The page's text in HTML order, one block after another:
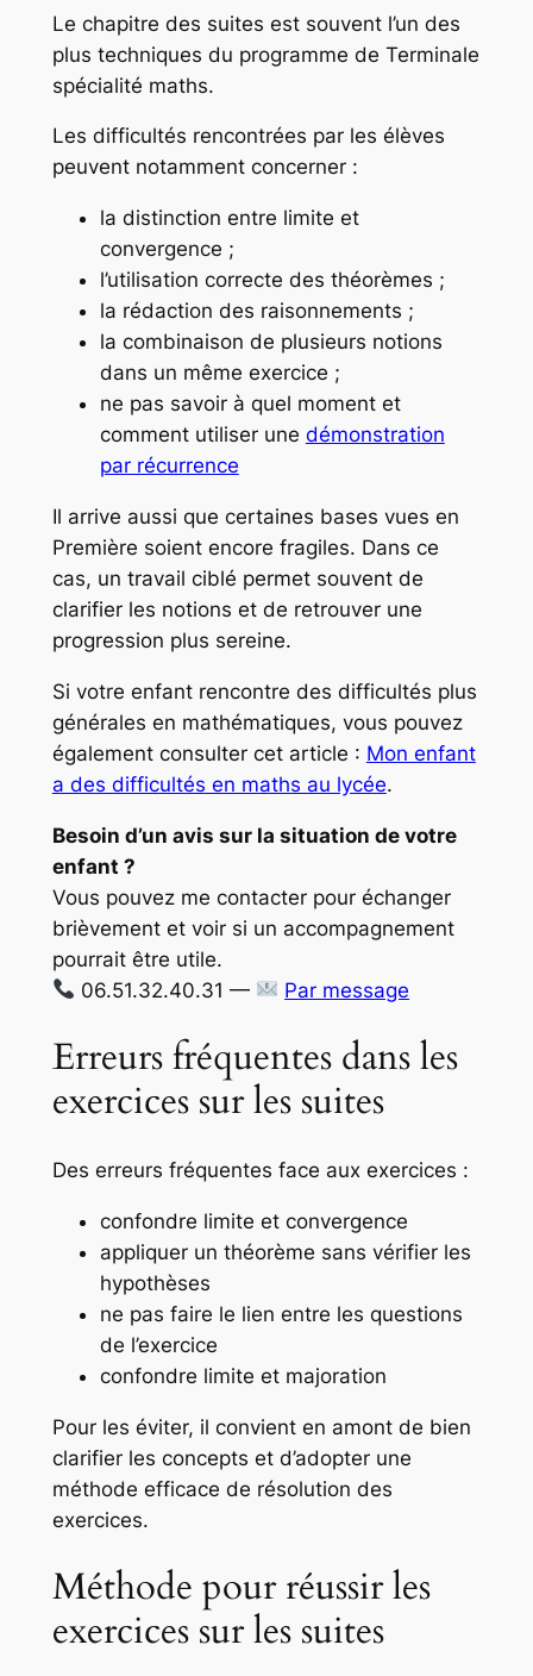
Le chapitre des suites est souvent l’un des
plus techniques du programme de Terminale
spécialité maths.
Les difficultés rencontrées par les élèves
peuvent notamment concerner :
la distinction entre limite et
convergence ;
l’utilisation correcte des théorèmes ;
la rédaction des raisonnements ;
la combinaison de plusieurs notions
dans un même exercice ;
ne pas savoir à quel moment et
comment utiliser une démonstration
par récurrence
Il arrive aussi que certaines bases vues en
Première soient encore fragiles. Dans ce
cas, un travail ciblé permet souvent de
clarifier les notions et de retrouver une
progression plus sereine.
Si votre enfant rencontre des difficultés plus
générales en mathématiques, vous pouvez
également consulter cet article : Mon enfant
a des difficultés en maths au lycée.
Besoin d’un avis sur la situation de votre
enfant ?
Vous pouvez me contacter pour échanger
brièvement et voir si un accompagnement
pourrait être utile.
06.51.32.40.31 —
Par message
Erreurs fréquentes dans les
exercices sur les suites
Des erreurs fréquentes face aux exercices :
confondre limite et convergence
appliquer un théorème sans vérifier les
hypothèses
ne pas faire le lien entre les questions
de l’exercice
confondre limite et majoration
Pour les éviter, il convient en amont de bien
clarifier les concepts et d’adopter une
méthode efficace de résolution des
exercices.
Méthode pour réussir les
exercices sur les suites